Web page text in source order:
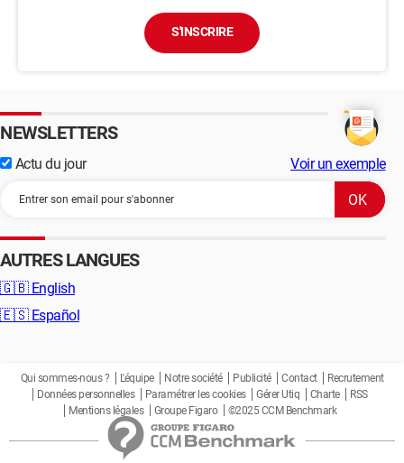
S'INSCRIRE
NEWSLETTERS
Actu du jour Voir un exemple
AUTRES LANGUES
🇬🇧 English
🇪🇸 Español
Qui sommes-nous ? L'équipe Notre société Publicité Contact
Recrutement
Données personnelles
Paramétrer les cookies Gérer Utiq Charte
RSS
Mentions légales
Groupe Figaro ©2025 CCM Benchmark